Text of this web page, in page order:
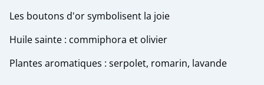
Les boutons d'or symbolisent la joie
Huile sainte : commiphora et olivier
Plantes aromatiques : serpolet, romarin, lavande